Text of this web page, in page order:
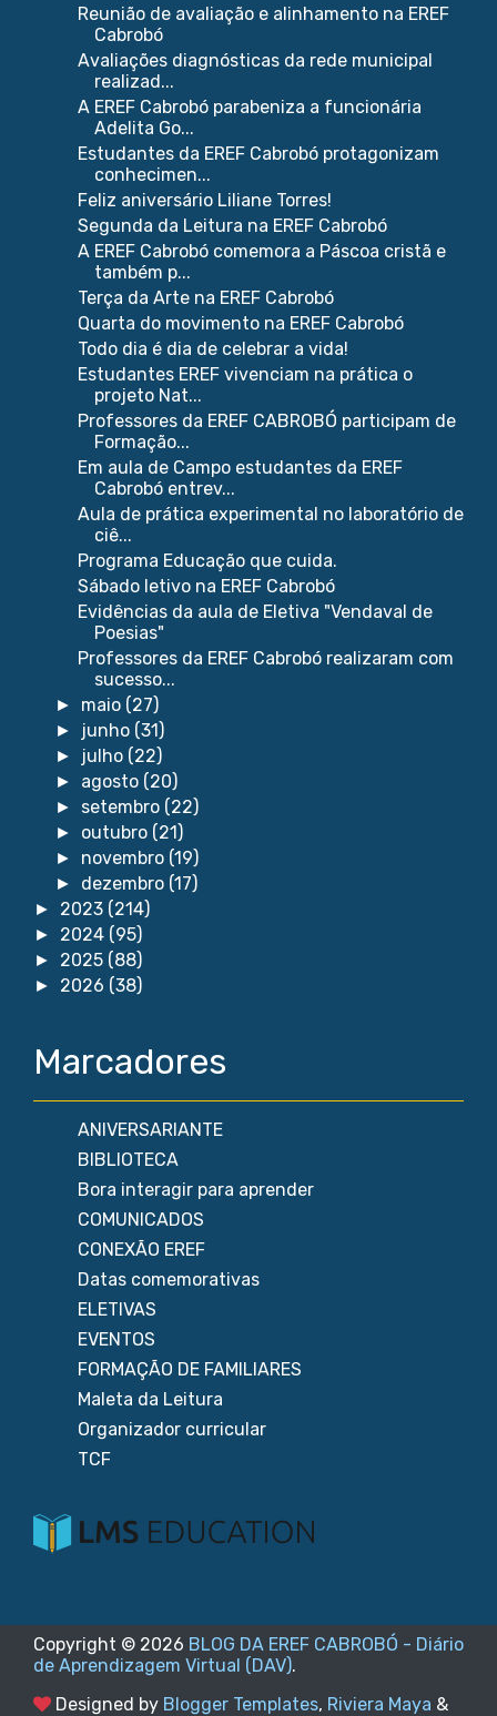
Reunião de avaliação e alinhamento na EREF
Cabrobó
Avaliações diagnósticas da rede municipal
realizad...
A EREF Cabrobó parabeniza a funcionária
Adelita Go...
Estudantes da EREF Cabrobó protagonizam
conhecimen...
Feliz aniversário Liliane Torres!
Segunda da Leitura na EREF Cabrobó
A EREF Cabrobó comemora a Páscoa cristã e
também p...
Terça da Arte na EREF Cabrobó
Quarta do movimento na EREF Cabrobó
Todo dia é dia de celebrar a vida!
Estudantes EREF vivenciam na prática o
projeto Nat...
Professores da EREF CABROBÓ participam de
Formação...
Em aula de Campo estudantes da EREF
Cabrobó entrev...
Aula de prática experimental no laboratório de
ciê...
Programa Educação que cuida.
Sábado letivo na EREF Cabrobó
Evidências da aula de Eletiva "Vendaval de
Poesias"
Professores da EREF Cabrobó realizaram com
sucesso...
► maio (27)
► junho (31)
► julho (22)
► agosto (20)
► setembro (22)
► outubro (21)
► novembro (19)
► dezembro (17)
► 2023 (214)
► 2024 (95)
► 2025 (88)
► 2026 (38)
Marcadores
ANIVERSARIANTE
BIBLIOTECA
Bora interagir para aprender
COMUNICADOS
CONEXÃO EREF
Datas comemorativas
ELETIVAS
EVENTOS
FORMAÇÃO DE FAMILIARES
Maleta da Leitura
Organizador curricular
TCF
Copyright © 2026 BLOG DA EREF CABROBÓ - Diário
de Aprendizagem Virtual (DAV).
Designed by Blogger Templates, Riviera Maya &